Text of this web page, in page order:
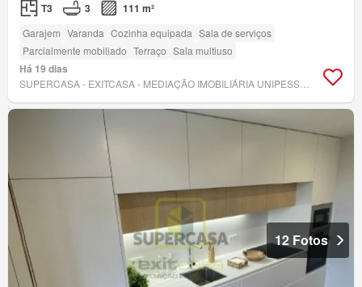
T3 3 111 m²
Garajem Varanda Cozinha equipada Sala de serviços
Parcialmente mobiliado Terraço Sala multiuso
Há 19 dias
12 Fotos